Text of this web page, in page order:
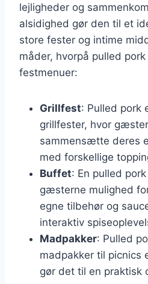
lejligheder og
alsidighed gør den til et
store fester og intime
måder, hvorpå pulled
festmenuer:
Grillfest: Pulled pork
grillfester, hvor
sammensætte deres
med forskellige
Buffet: En pulled
gæsterne mulighed
egne tilbehør og
interaktiv
Madpakker: Pulled
madpakker til picnics
gør det til en praktisk